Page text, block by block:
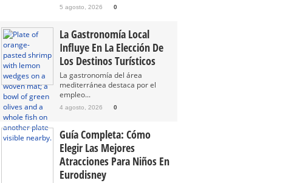
5 agosto, 2026 0
La Gastronomía Local
Influye En La Elección De
Los Destinos Turísticos
La gastronomía del área
mediterránea destaca por el
empleo...
4 agosto, 2026 0
Guía Completa: Cómo
Elegir Las Mejores
Atracciones Para Niños En
Eurodisney